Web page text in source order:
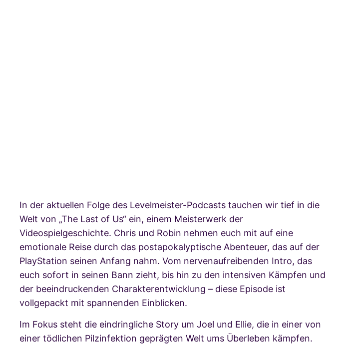
In der aktuellen Folge des Levelmeister-Podcasts tauchen wir tief in die
Welt von „The Last of Us“ ein, einem Meisterwerk der
Videospielgeschichte. Chris und Robin nehmen euch mit auf eine
emotionale Reise durch das postapokalyptische Abenteuer, das auf der
PlayStation seinen Anfang nahm. Vom nervenaufreibenden Intro, das
euch sofort in seinen Bann zieht, bis hin zu den intensiven Kämpfen und
der beeindruckenden Charakterentwicklung – diese Episode ist
vollgepackt mit spannenden Einblicken.
Im Fokus steht die eindringliche Story um Joel und Ellie, die in einer von
einer tödlichen Pilzinfektion geprägten Welt ums Überleben kämpfen.